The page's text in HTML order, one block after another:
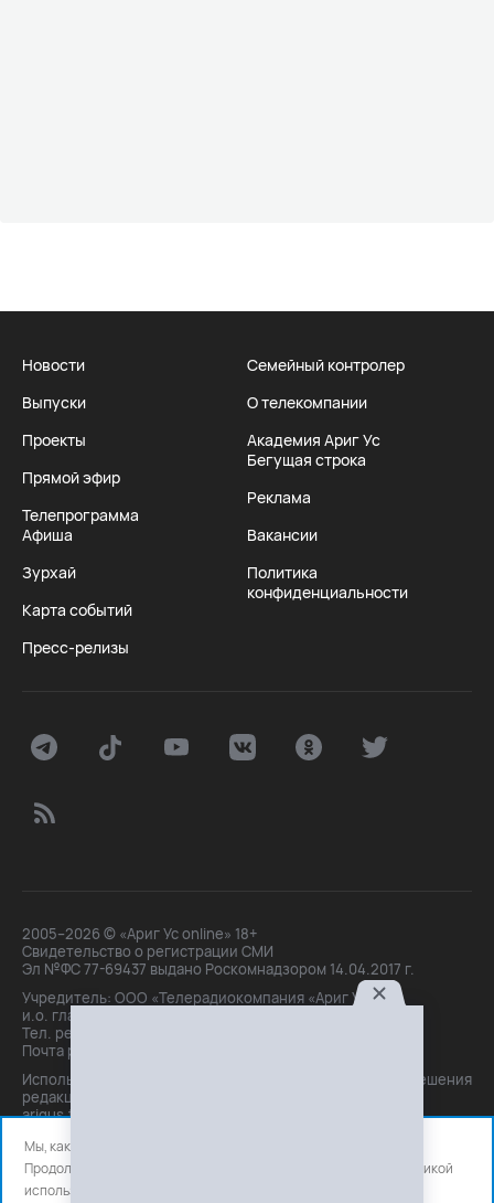
Новости
Выпуски
Проекты
Прямой эфир
Телепрограмма
Афиша
Зурхай
Карта событий
Пресс-релизы
Семейный контролер
О телекомпании
Академия Ариг Ус
Бегущая строка
Реклама
Вакансии
Политика
конфиденциальности
2005–2026 © «Ариг Ус online» 18+
Свидетельство о регистрации СМИ
Эл №ФС 77-69437 выдано Роскомнадзором 14.04.2017 г.
Учредитель: ООО «Телерадиокомпания «Ариг Ус»,
и.о. главного редактора: Маханова О.Б.
Тел. peдakции: +7(3012)21-30-14,
Почта peдakции: editor@arigus.tv
Использование материалов только с письменного разрешения
редакции. При цитировании прямая активная ссылка на
arigus.tv обязательна.
Мы, как и все используем файлы cookie и сервисы аналитики.
Продолжая использовать сайт, вы соглашаетесь с нашей
политикой
использования